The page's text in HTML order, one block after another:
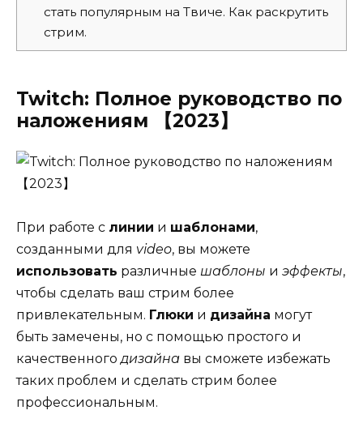
стать популярным на Твиче. Как раскрутить
стрим.
Twitch: Полное руководство по
наложениям 【2023】
При работе с линии и шаблонами,
созданными для video, вы можете
использовать различные шаблоны и эффекты,
чтобы сделать ваш стрим более
привлекательным. Глюки и дизайна могут
быть замечены, но с помощью простого и
качественногодизайна вы сможете избежать
таких проблем и сделать стрим более
профессиональным.